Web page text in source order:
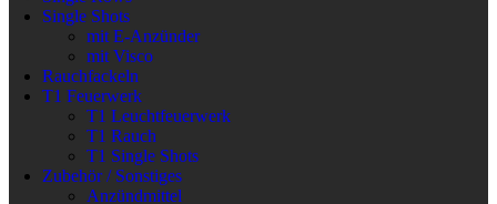
Single Shots
mit E-Anzünder
mit Visco
Rauchfackeln
T1 Feuerwerk
T1 Leuchtfeuerwerk
T1 Rauch
T1 Single Shots
Zubehör / Sonstiges
Anzündmittel